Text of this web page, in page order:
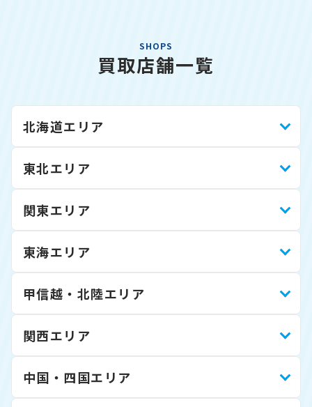
SHOPS
買取店舗一覧
北海道エリア
東北エリア
関東エリア
東海エリア
甲信越・北陸エリア
関西エリア
中国・四国エリア